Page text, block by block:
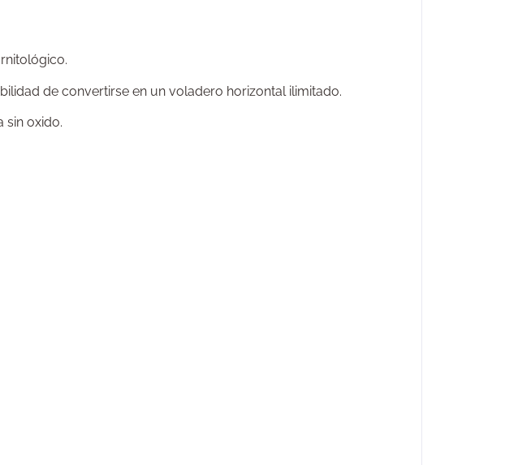
de convertirse en un voladero horizontal ilimitado.
sin oxido.